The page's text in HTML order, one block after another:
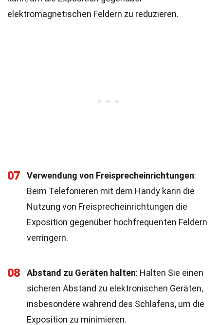
elektromagnetischen Feldern zu reduzieren.
07 Verwendung von Freisprecheinrichtungen:
Beim Telefonieren mit dem Handy kann die
Nutzung von Freisprecheinrichtungen die
Exposition gegenüber hochfrequenten Feldern
verringern.
08 Abstand zu Geräten halten: Halten Sie einen
sicheren Abstand zu elektronischen Geräten,
insbesondere während des Schlafens, um die
Exposition zu minimieren.